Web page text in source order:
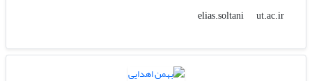
elias.soltani
ut.ac.ir